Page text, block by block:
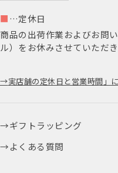
■ …定休日
商品の出荷作業およびお問
ル）をお休みさせていただき
実店舗の定休日と営業時間」
ギフトラッピング
よくある質問